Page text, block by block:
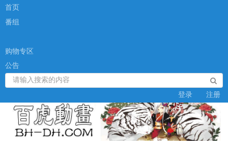
首页
番组
购物专区
公告
登录 注册